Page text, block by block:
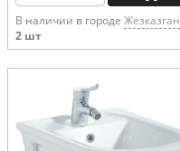
В наличии в городе Жезказган
2 шт